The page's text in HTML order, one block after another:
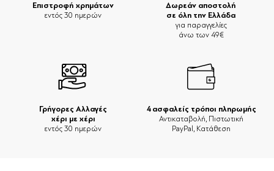
Δωρεάν αποστολή
σε όλη την Ελλάδα
για παραγγελίες
άνω των 49€
Επιστροφή χρημάτων
εντός 30 ημερών
Γρήγορες Αλλαγές
χέρι με χέρι
εντός 30 ημερών
4 ασφαλείς τρόποι πληρωμής
Αντικαταβολή, Πιστωτική
PayPal, Κατάθεση